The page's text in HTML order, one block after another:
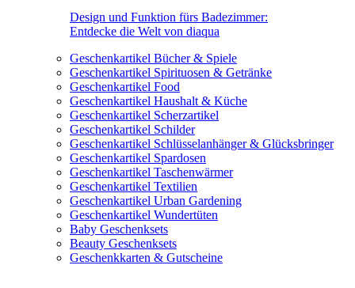
Design und Funktion fürs Badezimmer:
Entdecke die Welt von diaqua
Geschenkartikel Bücher & Spiele
Geschenkartikel Spirituosen & Getränke
Geschenkartikel Food
Geschenkartikel Haushalt & Küche
Geschenkartikel Scherzartikel
Geschenkartikel Schilder
Geschenkartikel Schlüsselanhänger & Glücksbringer
Geschenkartikel Spardosen
Geschenkartikel Taschenwärmer
Geschenkartikel Textilien
Geschenkartikel Urban Gardening
Geschenkartikel Wundertüten
Baby Geschenksets
Beauty Geschenksets
Geschenkkarten & Gutscheine